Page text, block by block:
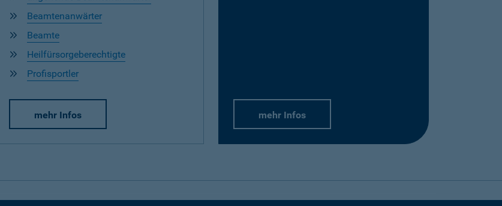
Beamtenanwärter
Beamte
Heilfürsorgeberechtigte
Profisportler
mehr Infos mehr Infos